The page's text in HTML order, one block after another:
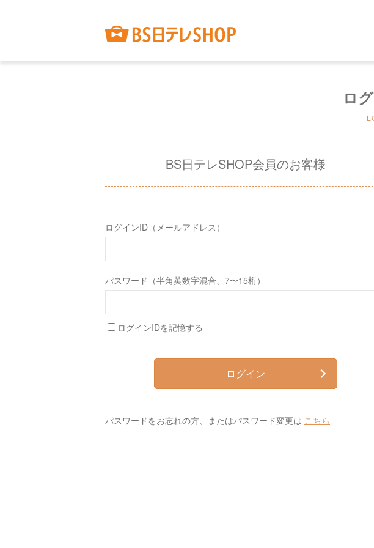
ロ
BS日テレSHOP会員のお客様
ログインID（メールアドレス）
パスワード（半角英数字混合、7〜15桁）
ログインIDを記憶する
ログイン
パスワードをお忘れの方、またはパスワード変更は こちら